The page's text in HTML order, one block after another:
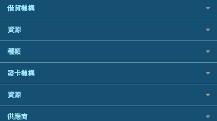
私人貸款比較
稅季/稅務貸款
網上貸款
結餘轉戶(清卡數貸款)
銀行貸款
財務公司貸款
免TU貸款
急借錢
業主貸款
借貸機構
BEA 東亞銀行
BOC 中國銀行
Cashing Pro 優尚信貸
CCB(Asia) 中國建設銀行 (亞洲)
Citibank 花旗銀行
CNCBI 信銀國際
DBS 星展銀行
資源
如何申請個人貸款
如何管理個人貸款
個人貸款有用資訊
清卡數貸款教學
循環貸款教學
個人化貸款產品推介 🔥全新
種類
網購優惠
精選外幣網購信用卡
尊尚信用卡
公司信用卡
發卡機構
Citibank花旗銀行
AE美國運通
DBS星展銀行
資源
Black Friday優惠
供應商